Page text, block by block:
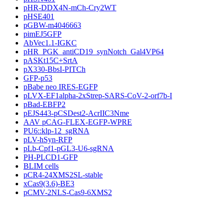
pHR-DDX4N-mCh-Cry2WT
pHSE401
pGBW-m4046663
pimEJ5GFP
AbVec1.1-IGKC
pHR_PGK_antiCD19_synNotch_Gal4VP64
pASKt15C+SrtA
pX330-BbsI-PITCh
GFP-p53
pBabe neo IRES-EGFP
pLVX-EF1alpha-2xStrep-SARS-CoV-2-orf7b-I
pBad-EBFP2
pEJS443-pCSDest2-AcrIIC3Nme
AAV pCAG-FLEX-EGFP-WPRE
PU6::klp-12_sgRNA
pLV-hSyn-RFP
pLb-Cpf1-pGL3-U6-sgRNA
PH-PLCD1-GFP
BLIM cells
pCR4-24XMS2SL-stable
xCas9(3.6)-BE3
pCMV-2NLS-Cas9-6XMS2